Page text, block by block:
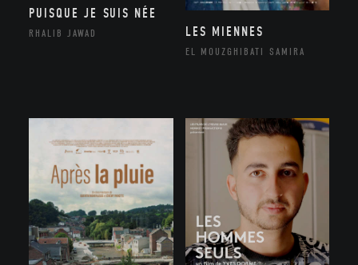
PUISQUE JE SUIS NÉE
RHALIB JAWAD LES MIENNES
EL MOUZGHIBATI SAMIRA